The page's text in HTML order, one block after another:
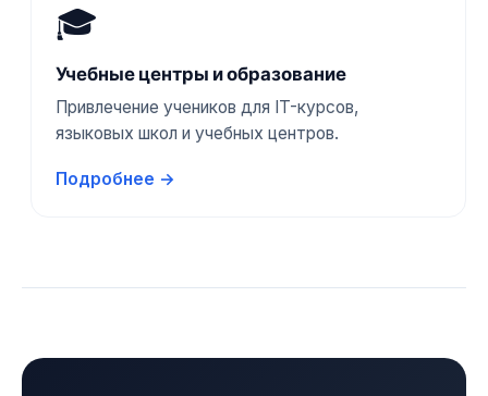
🎓
Учебные центры и образование
Привлечение учеников для IT-курсов,
языковых школ и учебных центров.
Подробнее →